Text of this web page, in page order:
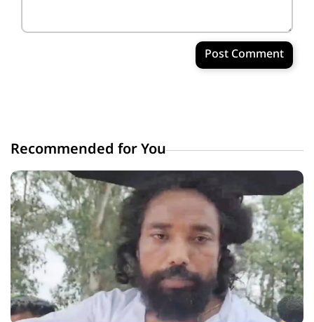
Post Comment
Recommended for You